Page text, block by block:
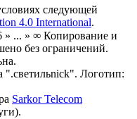
следующей
4.0 International.
» ... » ∞ Копирование и
без ограничений.
".светильnick". Логотип:
Sarkor Telecom